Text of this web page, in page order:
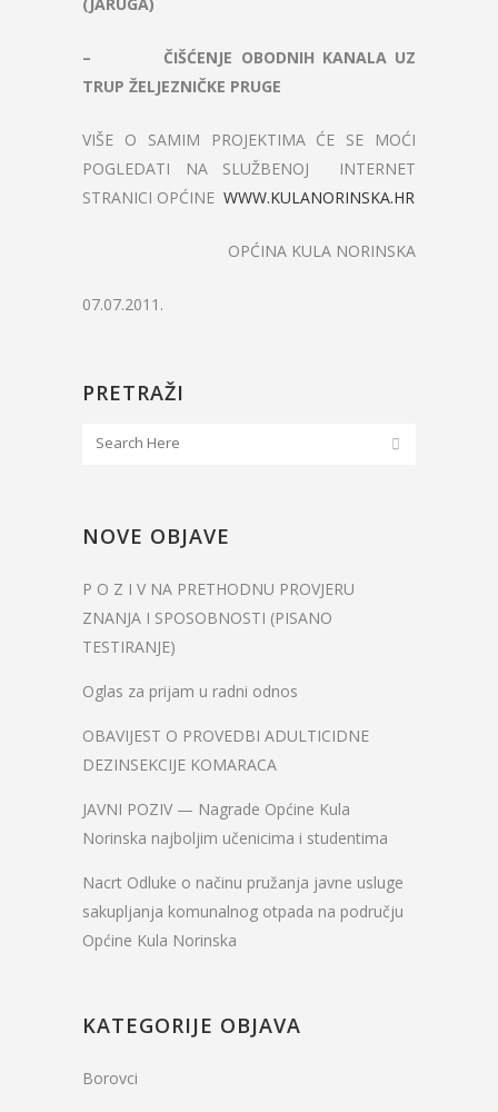
– ČIŠĆENJE OBODNIH KANALA UZ
TRUP ŽELJEZNIČKE PRUGE
VIŠE O SAMIM PROJEKTIMA ĆE SE MOĆI
POGLEDATI NA SLUŽBENOJ INTERNET
STRANICI OPĆINE WWW.KULANORINSKA.HR
OPĆINA KULA NORINSKA
07.07.2011.
PRETRAŽI
NOVE OBJAVE
P O Z I V NA PRETHODNU PROVJERU
ZNANJA I SPOSOBNOSTI (PISANO
TESTIRANJE)
Oglas za prijam u radni odnos
OBAVIJEST O PROVEDBI ADULTICIDNE
DEZINSEKCIJE KOMARACA
JAVNI POZIV — Nagrade Općine Kula
Norinska najboljim učenicima i studentima
Nacrt Odluke o načinu pružanja javne usluge
sakupljanja komunalnog otpada na području
Općine Kula Norinska
KATEGORIJE OBJAVA
Borovci